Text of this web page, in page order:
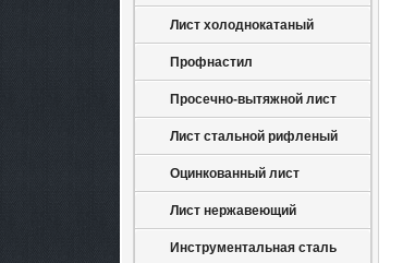
Лист холоднокатаный
Профнастил
Просечно-вытяжной лист
Лист стальной рифленый
Оцинкованный лист
Лист нержавеющий
Инструментальная сталь